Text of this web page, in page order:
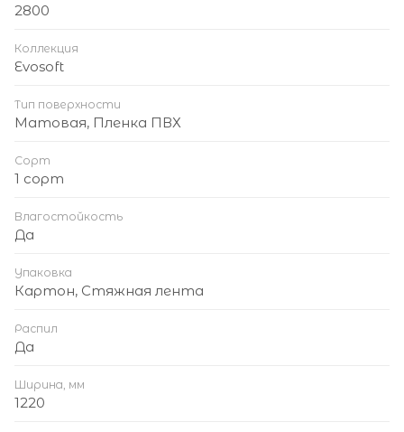
2800
Коллекция
Evosoft
Тип поверхности
Матовая, Пленка ПВХ
Сорт
1 сорт
Влагостойкость
Да
Упаковка
Картон, Стяжная лента
Распил
Да
Ширина, мм
1220